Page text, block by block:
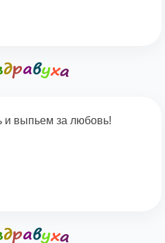
и выпьем за любовь!